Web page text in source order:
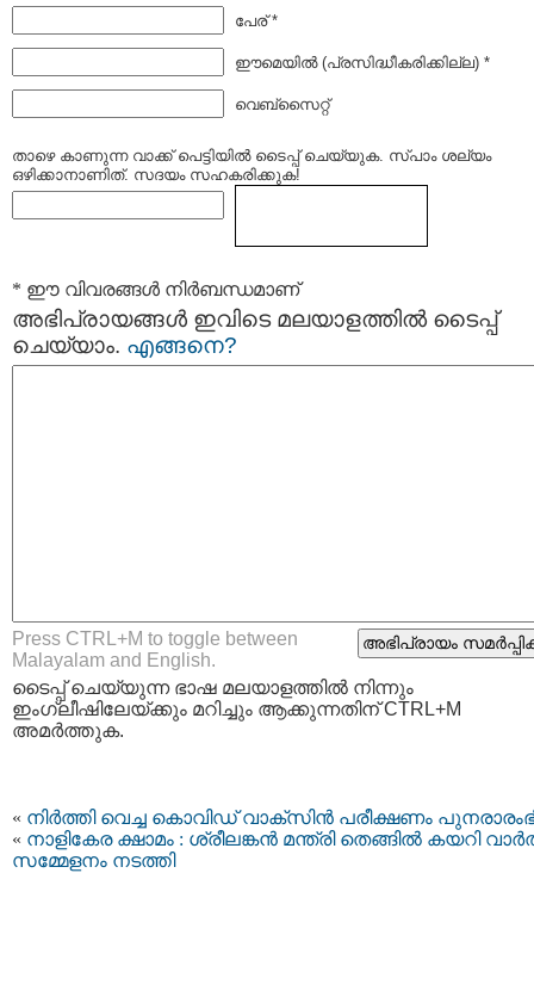
പേര് *
ഈമെയില്‍ (പ്രസിദ്ധീകരിക്കില്ല) *
വെബ്സൈറ്റ്
താഴെ കാണുന്ന വാക്ക് പെട്ടിയില്‍ ടൈപ്പ്‌ ചെയ്യുക. സ്പാം ശല്യം
ഒഴിക്കാനാണിത്. സദയം സഹകരിക്കുക!
* ഈ വിവരങ്ങള്‍ നിര്‍ബന്ധമാണ്
അഭിപ്രായങ്ങള്‍ ഇവിടെ മലയാളത്തില്‍ ടൈപ്പ്
ചെയ്യാം. എങ്ങനെ?
Press CTRL+M to toggle between
Malayalam and English.
ടൈപ്പ്‌ ചെയ്യുന്ന ഭാഷ മലയാളത്തില്‍ നിന്നും
ഇംഗ്ലീഷിലേയ്ക്കും മറിച്ചും ആക്കുന്നതിന് CTRL+M
അമര്‍ത്തുക.
« നിര്‍ത്തി വെച്ച കൊവിഡ് വാക്‌സിന്‍ പരീക്ഷണം
« നാളികേര ക്ഷാമം : ശ്രീലങ്കന്‍ മന്ത്രി തെങ്ങില്‍ കയറി
സമ്മേളനം നടത്തി